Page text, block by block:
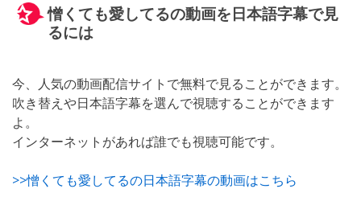
憎くても愛してるの動画を日本語字幕で見
るには
今、人気の動画配信サイトで無料で見ることができます。
吹き替えや日本語字幕を選んで視聴することができます
よ。
インターネットがあれば誰でも視聴可能です。
>>憎くても愛してるの日本語字幕の動画はこちら